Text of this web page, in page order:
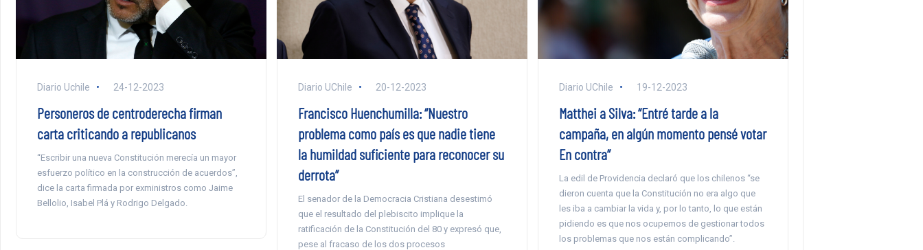
Diario Uchile 24-12-2023
Personeros de centroderecha firman
carta criticando a republicanos
“Escribir una nueva Constitución merecía un mayor
esfuerzo político en la construcción de acuerdos”,
dice la carta firmada por exministros como Jaime
Bellolio, Isabel Plá y Rodrigo Delgado.
Diario UChile 20-12-2023
Francisco Huenchumilla: “Nuestro
problema como país es que nadie tiene
la humildad suficiente para reconocer su
derrota”
El senador de la Democracia Cristiana desestimó
que el resultado del plebiscito implique la
ratificación de la Constitución del 80 y expresó que,
pese al fracaso de los dos procesos
Diario UChile 19-12-2023
Matthei a Silva: “Entré tarde a la
campaña, en algún momento pensé votar
En contra”
La edil de Providencia declaró que los chilenos “se
dieron cuenta que la Constitución no era algo que
les iba a cambiar la vida y, por lo tanto, lo que están
pidiendo es que nos ocupemos de gestionar todos
los problemas que nos están complicando”.